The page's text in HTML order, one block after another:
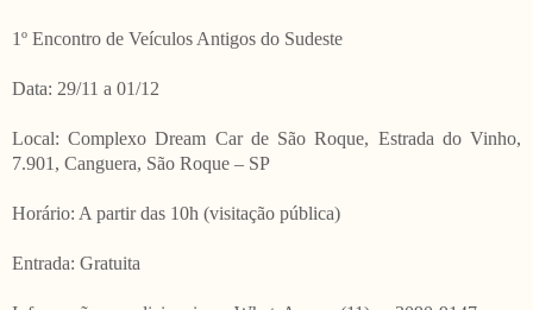
1º Encontro de Veículos Antigos do Sudeste
Data: 29/11 a 01/12
Local: Complexo Dream Car de São Roque, Estrada do Vinho,
7.901, Canguera, São Roque – SP
Horário: A partir das 10h (visitação pública)
Entrada: Gratuita